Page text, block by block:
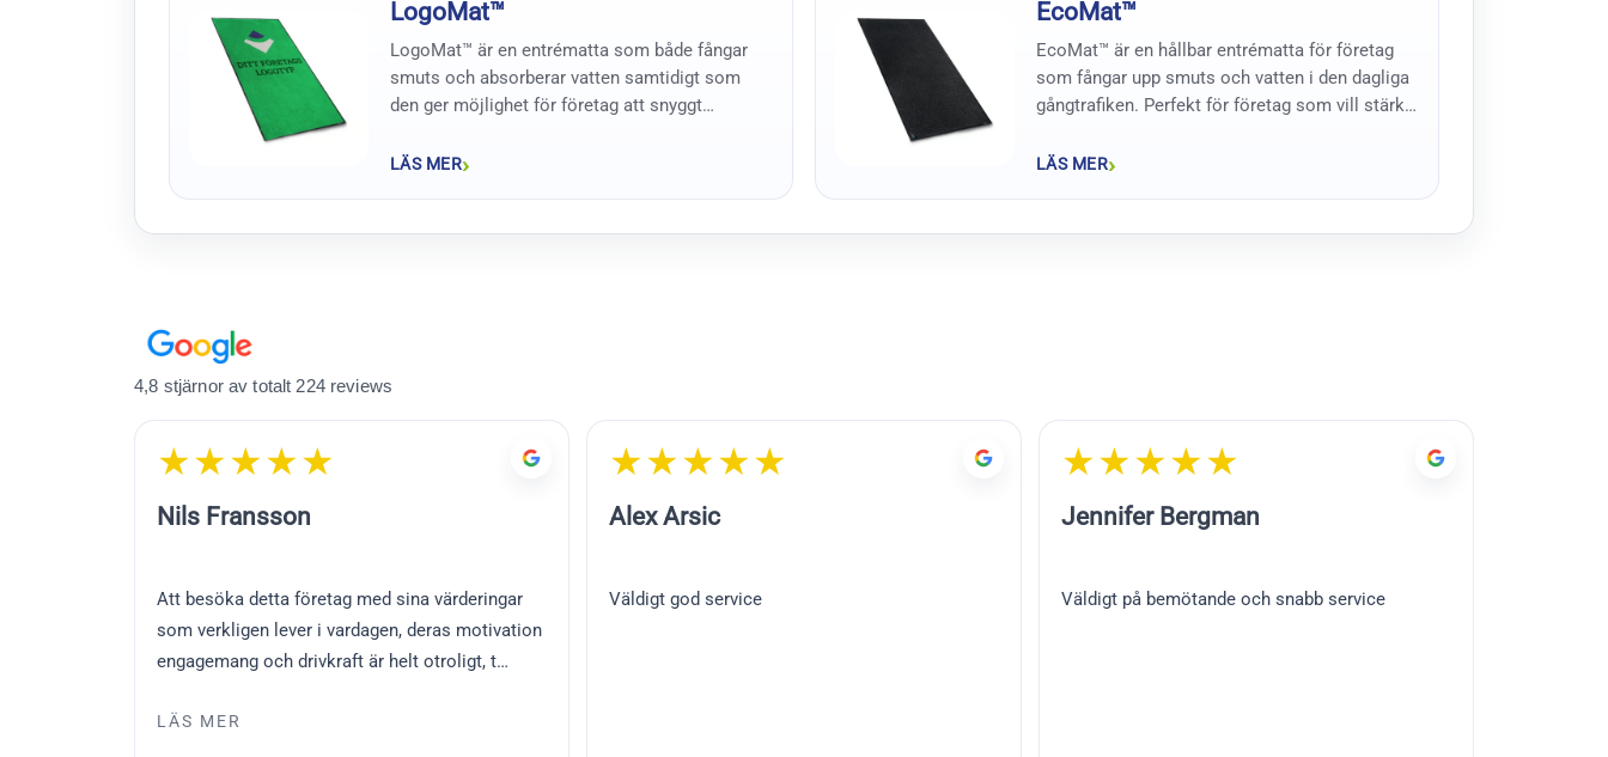
LogoMat™
LogoMat™ är en entrématta som både fångar
smuts och absorberar vatten samtidigt som
den ger möjlighet för företag att snyggt
varar – Med LogoMat™. Välj bland 65 olika
LÄS MER
EcoMat™
EcoMat™ är en hållbar entrématta för företag
som fångar upp smuts och vatten i den dagliga
gångtrafiken. Perfekt för företag som vill stärka
spridas i lokalen.
LÄS MER
4,8 stjärnor av totalt 224 reviews
★★★★★
Nils Fransson
Att besöka detta företag med sina värderingar
som verkligen lever i vardagen, deras motivation
engagemang och drivkraft är helt otroligt, t…
LÄS MER
★★★★★
Alex Arsic
Väldigt god service
★★★★★
Jennifer Bergman
Väldigt på bemötande och snabb service